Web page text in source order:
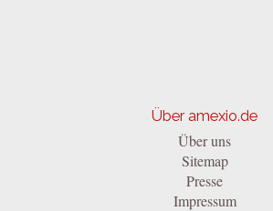
Über amexio.de
Über uns
Sitemap
Presse
Impressum